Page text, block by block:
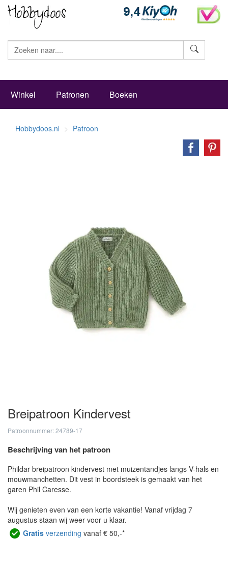
Winkel Patronen Boeken
Hobbydoos.nl Patroon
Breipatroon Kindervest
Patroonnummer: 24789-17
Beschrijving van het patroon
Phildar breipatroon kindervest met muizentandjes langs V-hals en
mouwmanchetten. Dit vest in boordsteek is gemaakt van het
garen Phil Caresse.
Wij genieten even van een korte vakantie! Vanaf vrijdag 7
augustus staan wij weer voor u klaar.
Gratis verzending vanaf € 50,-*